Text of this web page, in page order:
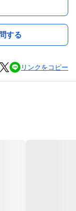
する
リンクをコピー